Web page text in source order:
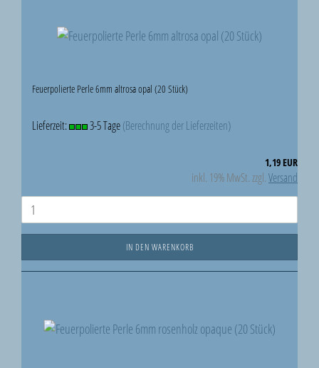
Feuerpolierte Perle 6mm altrosa opal (20 Stück)
Lieferzeit: 3-5 Tage(Berechnung der Lieferzeiten)
1,19 EUR
inkl. 19% MwSt. zzgl.Versand
IN DEN WARENKORB